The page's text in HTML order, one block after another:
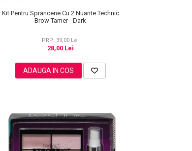
Kit Pentru Sprancene Cu 2 Nuante Technic
Brow Tamer - Dark
PRP: 39,00 Lei
28,00 Lei
ADAUGA IN COS